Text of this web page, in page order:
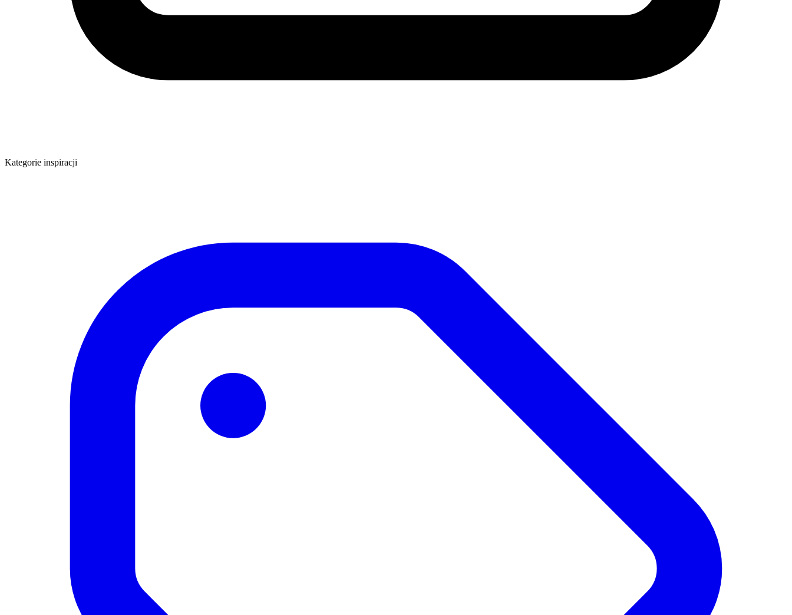
Kategorie inspiracji